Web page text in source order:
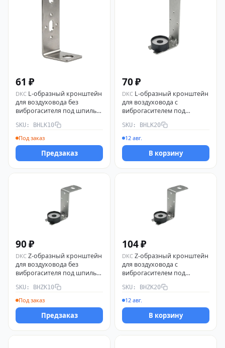
61 ₽
DKC L-образный кронштейн
для воздуховода без
виброгасителя под шпильку
SKU: BHLK10
Под заказ
Предзаказ
70 ₽
DKC L-образный кронштейн
для воздуховода с
виброгасителем под
DKC
SKU: BHLK20
12 авг.
В корзину
90 ₽
DKC Z-образный кронштейн
для воздуховода без
виброгасителя под шпильку
SKU: BHZK10
Под заказ
Предзаказ
104 ₽
DKC Z-образный кронштейн
для воздуховода с
виброгасителем под
DKC
SKU: BHZK20
12 авг.
В корзину